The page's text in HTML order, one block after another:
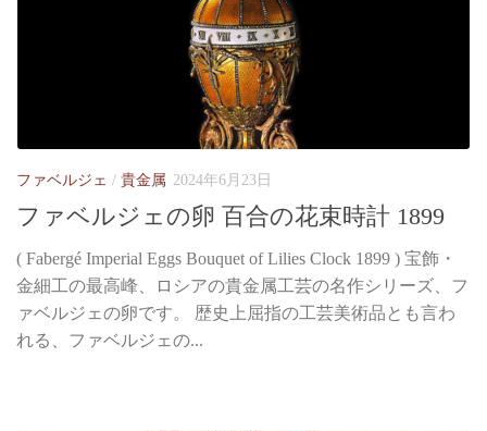
ファベルジェ / 貴金属 2024年6月23日
ファベルジェの卵 百合の花束時計 1899
( Fabergé Imperial Eggs Bouquet of Lilies Clock 1899 ) 宝飾・
金細工の最高峰、ロシアの貴金属工芸の名作シリーズ、フ
ァベルジェの卵です。 歴史上屈指の工芸美術品とも言わ
れる、ファベルジェの...